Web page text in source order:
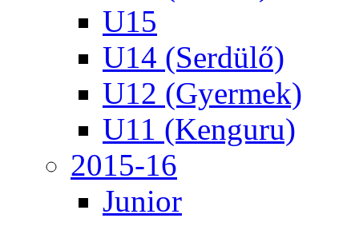
U15
U14 (Serdülő)
U12 (Gyermek)
U11 (Kenguru)
2015-16
Junior